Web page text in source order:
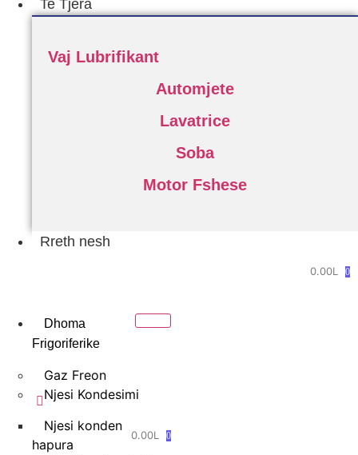
Te Tjera
Vaj Lubrifikant
Automjete
Lavatrice
Soba
Motor Fshese
Rreth nesh
0.00L 0
Dhoma
Frigoriferike
Gaz Freon
Njesi Kondesimi
Njesi kondensimi te
hapura
0.00L 0